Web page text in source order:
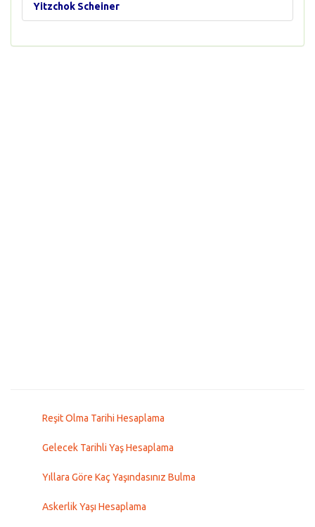
Yitzchok Scheiner
Reşit Olma Tarihi Hesaplama
Gelecek Tarihli Yaş Hesaplama
Yıllara Göre Kaç Yaşındasınız Bulma
Askerlik Yaşı Hesaplama